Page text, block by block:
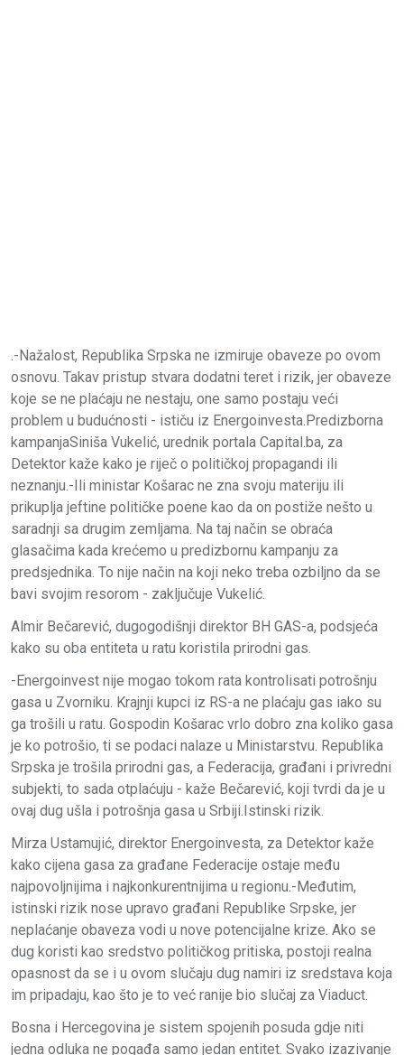
.-Nažalost, Republika Srpska ne izmiruje obaveze po ovom
osnovu. Takav pristup stvara dodatni teret i rizik, jer obaveze
koje se ne plaćaju ne nestaju, one samo postaju veći
problem u budućnosti - ističu iz Energoinvesta.Predizborna
kampanjaSiniša Vukelić, urednik portala Capital.ba, za
Detektor kaže kako je riječ o političkoj propagandi ili
neznanju.-Ili ministar Košarac ne zna svoju materiju ili
prikuplja jeftine političke poene kao da on postiže nešto u
saradnji sa drugim zemljama. Na taj način se obraća
glasačima kada krećemo u predizbornu kampanju za
predsjednika. To nije način na koji neko treba ozbiljno da se
bavi svojim resorom - zaključuje Vukelić.
Almir Bečarević, dugogodišnji direktor BH GAS-a, podsjeća
kako su oba entiteta u ratu koristila prirodni gas.
-Energoinvest nije mogao tokom rata kontrolisati potrošnju
gasa u Zvorniku. Krajnji kupci iz RS-a ne plaćaju gas iako su
ga trošili u ratu. Gospodin Košarac vrlo dobro zna koliko gasa
je ko potrošio, ti se podaci nalaze u Ministarstvu. Republika
Srpska je trošila prirodni gas, a Federacija, građani i privredni
subjekti, to sada otplaćuju - kaže Bečarević, koji tvrdi da je u
ovaj dug ušla i potrošnja gasa u Srbiji.Istinski rizik.
Mirza Ustamujić, direktor Energoinvesta, za Detektor kaže
kako cijena gasa za građane Federacije ostaje među
najpovoljnijima i najkonkurentnijima u regionu.-Međutim,
istinski rizik nose upravo građani Republike Srpske, jer
neplaćanje obaveza vodi u nove potencijalne krize. Ako se
dug koristi kao sredstvo političkog pritiska, postoji realna
opasnost da se i u ovom slučaju dug namiri iz sredstava koja
im pripadaju, kao što je to već ranije bio slučaj za Viaduct.
Bosna i Hercegovina je sistem spojenih posuda gdje niti
jedna odluka ne pogađa samo jedan entitet. Svako izazivanje